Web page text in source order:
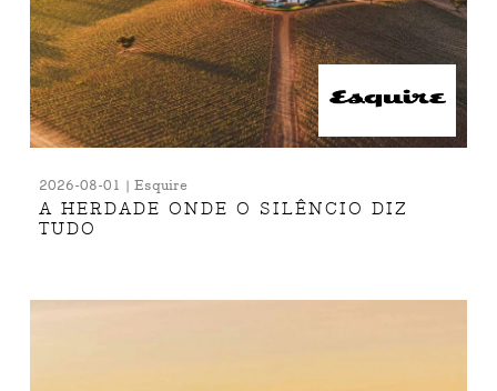
2026-08-01 | Esquire
A HERDADE ONDE O SILÊNCIO DIZ
TUDO